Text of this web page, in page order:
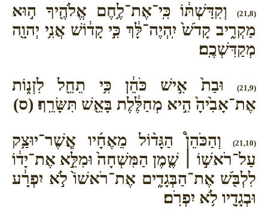
(21,8)
וְקִדַּשְׁתּ֔וֹ כִּֽי־אֶת־לֶ֥חֶם אֱלֹהֶ֖יךָ ה֣וּא
מַקְרִ֑יב קָדֹשׁ֙ יִֽהְיֶה־לָּ֔ךְ כִּ֣י קָד֔וֹשׁ אֲנִ֥י יְהוָ֖ה
מְקַדִּשְׁכֶֽם׃
(21,9)
וּבַת֙ אִ֣ישׁ כֹּהֵ֔ן כִּ֥י תֵחֵ֖ל לִזְנ֑וֹת
אֶת־אָבִ֙יהָ֙ הִ֣יא מְחַלֶּ֔לֶת בָּאֵ֖שׁ תִּשָּׂרֵֽף׃ (ס)
(21,10)
וְהַכֹּהֵן֩ הַגָּד֨וֹל מֵאֶחָ֜יו אֲ‍ֽשֶׁר־יוּצַ֥ק
עַל־רֹאשׁ֣וֹ ׀ שֶׁ֤מֶן הַמִּשְׁחָה֙ וּמִלֵּ֣א אֶת־יָד֔וֹ
לִלְבֹּ֖שׁ אֶת־הַבְּגָדִ֑ים אֶת־רֹאשׁוֹ֙ לֹ֣א יִפְרָ֔ע
וּבְגָדָ֖יו לֹ֥א יִפְרֹֽם׃